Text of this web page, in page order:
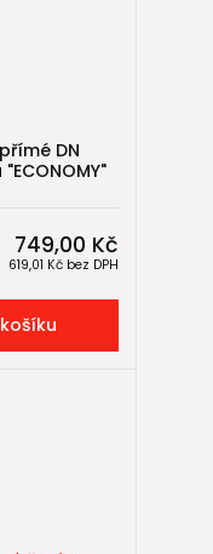
DN
749,00 Kč
619,01 Kč bez DPH